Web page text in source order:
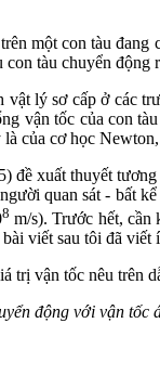
một con tàu
tàu chuyển
lý sơ cấp ở các
vận tốc của con
của cơ học
đề xuất thuyết
quan sát - bất
8 m/s). Trước hết, cần
viết sau tôi đã viết
trị vận tốc nêu trên
động với vận